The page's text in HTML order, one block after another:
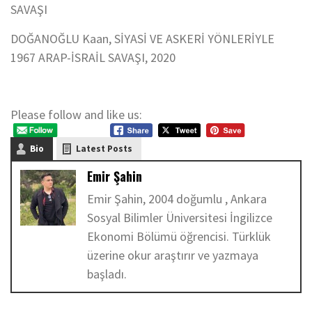
SAVAŞI
DOĞANOĞLU Kaan, SİYASİ VE ASKERİ YÖNLERİYLE
1967 ARAP-İSRAİL SAVAŞI, 2020
Please follow and like us:
Bio Latest Posts
Emir Şahin
Emir Şahin, 2004 doğumlu , Ankara
Sosyal Bilimler Üniversitesi İngilizce
Ekonomi Bölümü öğrencisi. Türklük
üzerine okur araştırır ve yazmaya
başladı.